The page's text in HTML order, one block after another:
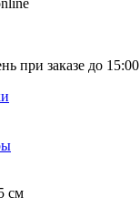
при заказе до 15:00
см